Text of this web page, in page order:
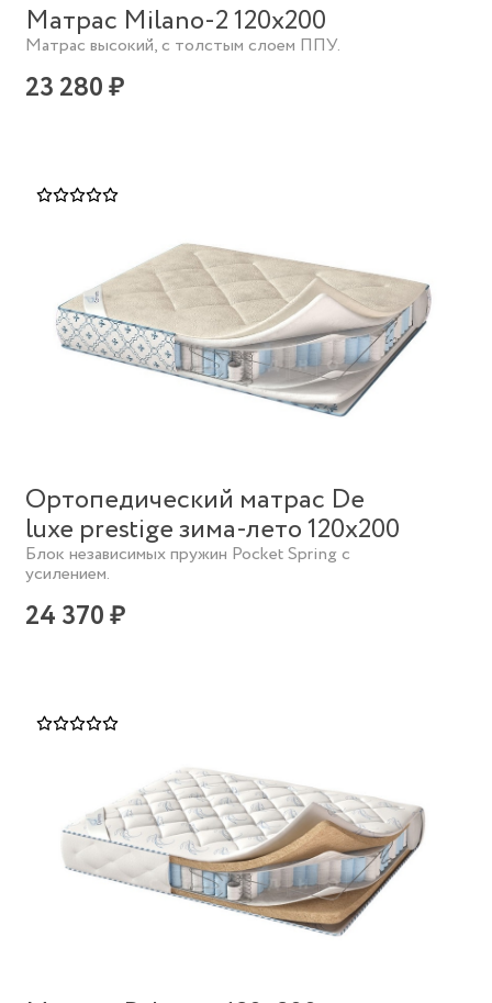
Матрас Milano-2 120х200
Матрас высокий, с толстым слоем ППУ.
23 280 ₽
Ортопедический матрас De
luxe prestige зима-лето 120х200
Блок независимых пружин Pocket Spring с
усилением.
24 370 ₽